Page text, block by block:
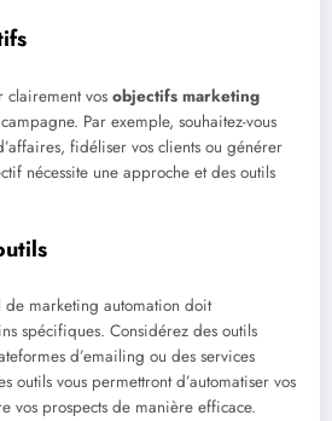
clairement vos objectifs marketing
Par exemple, souhaitez-vous
fidéliser vos clients ou générer
nécessite une approche et des outils
marketing automation doit
spécifiques. Considérez des outils
d’emailing ou des services
outils vous permettront d’automatiser vos
vos prospects de manière efficace.